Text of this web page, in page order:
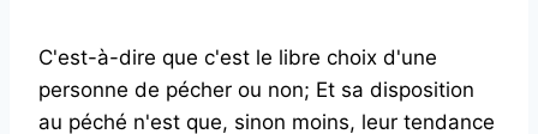
C'est-à-dire que c'est le libre choix d'une
personne de pécher ou non; Et sa disposition
au péché n'est que, sinon moins, leur tendance